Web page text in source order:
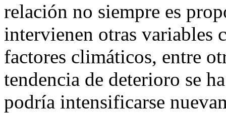
relación no siempre es
intervienen otras variables
factores climáticos, entre
tendencia de deterioro se
podría intensificarse